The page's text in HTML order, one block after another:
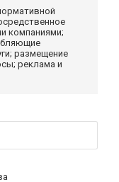
компаниями;
размещение
реклама и